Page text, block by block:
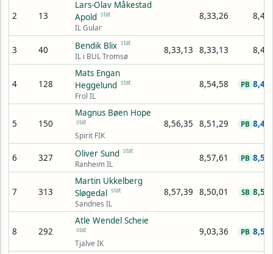
2 13
Lars-Olav Måkestad
Apold stat
IL Gular
8,33,26
3 40 Bendik Blix stat
IL i BUL Tromsø
8,33,13 8,33,13
4 128
Mats Engan
Heggelund stat
Frol IL
8,54,58 PB
5 150
Magnus Bøen Hope
stat
Spirit FIK
8,56,35 8,51,29 PB
6 327 Oliver Sund stat
Ranheim IL
8,57,61 PB
7 313
Martin Ukkelberg
Sløgedal stat
Sandnes IL
8,57,39 8,50,01 SB
8 292
Atle Wendel Scheie
stat
Tjalve IK
9,03,36 PB